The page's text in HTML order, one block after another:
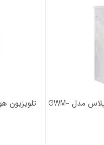
ماشین لباسشویی 9 کیلویی جی پلاس مدل GWM-